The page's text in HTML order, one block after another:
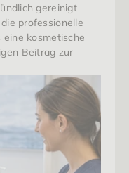
gereinigt
professionelle
kosmetische
Beitrag zur